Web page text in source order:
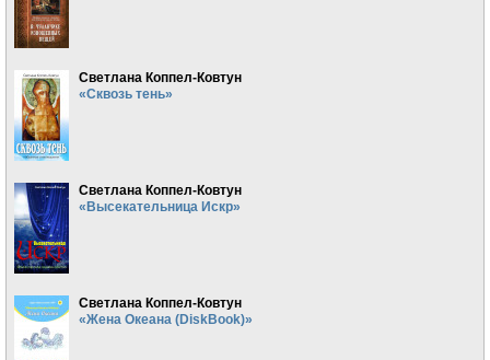
Светлана Коппел-Ковтун
«Сквозь тень»
Светлана Коппел-Ковтун
«Высекательница Искр»
Светлана Коппел-Ковтун
«Жена Океана (DiskBook)»